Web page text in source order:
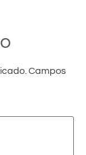
Campos